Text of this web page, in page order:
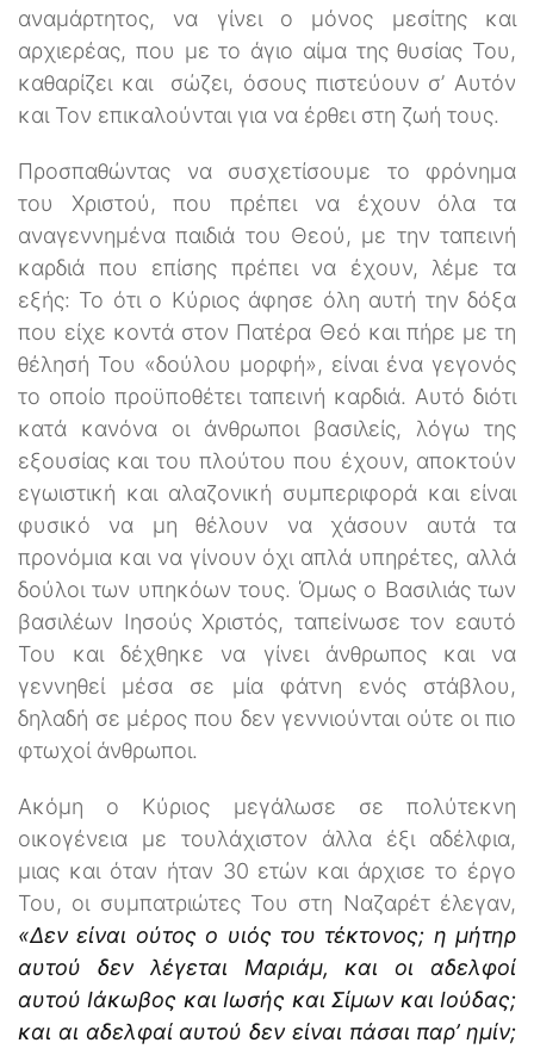
αναμάρτητος, να γίνει ο μόνος μεσίτης και
αρχιερέας, που με το άγιο αίμα της θυσίας Του,
καθαρίζει και σώζει, όσους πιστεύουν σ’ Αυτόν
και Τον επικαλούνται για να έρθει στη ζωή τους.
Προσπαθώντας να συσχετίσουμε το φρόνημα
του Χριστού, που πρέπει να έχουν όλα τα
αναγεννημένα παιδιά του Θεού, με την ταπεινή
καρδιά που επίσης πρέπει να έχουν, λέμε τα
εξής: Το ότι ο Κύριος άφησε όλη αυτή την δόξα
που είχε κοντά στον Πατέρα Θεό και πήρε με τη
θέλησή Του «δούλου μορφή», είναι ένα γεγονός
το οποίο προϋποθέτει ταπεινή καρδιά. Αυτό διότι
κατά κανόνα οι άνθρωποι βασιλείς, λόγω της
εξουσίας και του πλούτου που έχουν, αποκτούν
εγωιστική και αλαζονική συμπεριφορά και είναι
φυσικό να μη θέλουν να χάσουν αυτά τα
προνόμια και να γίνουν όχι απλά υπηρέτες, αλλά
δούλοι των υπηκόων τους. Όμως ο Βασιλιάς των
βασιλέων Ιησούς Χριστός, ταπείνωσε τον εαυτό
Του και δέχθηκε να γίνει άνθρωπος και να
γεννηθεί μέσα σε μία φάτνη ενός στάβλου,
δηλαδή σε μέρος που δεν γεννιούνται ούτε οι πιο
φτωχοί άνθρωποι.
Ακόμη ο Κύριος μεγάλωσε σε πολύτεκνη
οικογένεια με τουλάχιστον άλλα έξι αδέλφια,
μιας και όταν ήταν 30 ετών και άρχισε το έργο
Του, οι συμπατριώτες Του στη Ναζαρέτ έλεγαν,
«Δεν είναι ούτος ο υιός του τέκτονος; η μήτηρ
αυτού δεν λέγεται Μαριάμ, και οι αδελφοί
αυτού Ιάκωβος και Ιωσής και Σίμων και Ιούδας;
και αι αδελφαί αυτού δεν είναι πάσαι παρ’ ημίν;